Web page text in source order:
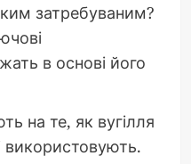
затребуваним?
в основі його
на те, як вугілля
використовують.